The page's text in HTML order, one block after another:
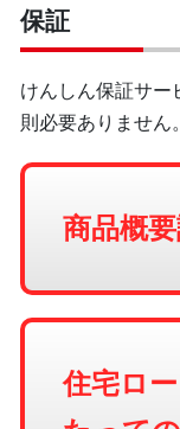
保証
けんしん保証サー
則必要ありません。
商品概
住宅ロ